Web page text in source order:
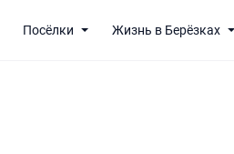
Посёлки Жизнь в Берёзках